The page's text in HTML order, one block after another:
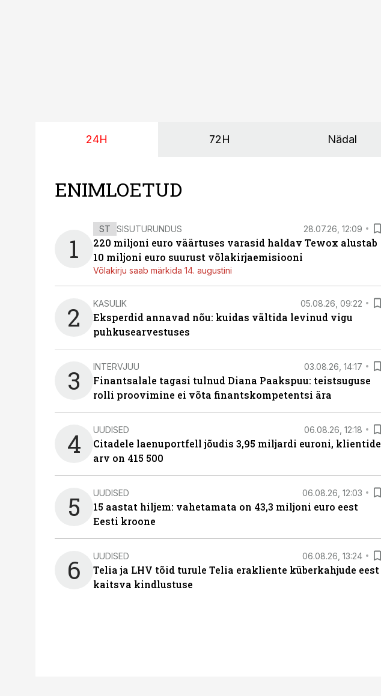
24H 72H Nädal
ENIMLOETUD
1
ST SISUTURUNDUS 28.07.26, 12:09
220 miljoni euro väärtuses varasid haldav Tewox alustab
10 miljoni euro suurust võlakirjaemisiooni
Võlakirju saab märkida 14. augustini
2 KASULIK 05.08.26, 09:22
Eksperdid annavad nõu: kuidas vältida levinud vigu
puhkusearvestuses
3 INTERVJUU 03.08.26, 14:17
Finantsalale tagasi tulnud Diana Paakspuu: teistsuguse
rolli proovimine ei võta finantskompetentsi ära
4 UUDISED 06.08.26, 12:18
Citadele laenuportfell jõudis 3,95 miljardi euroni, klientide
arv on 415 500
5 UUDISED 06.08.26, 12:03
15 aastat hiljem: vahetamata on 43,3 miljoni euro eest
Eesti kroone
6 UUDISED 06.08.26, 13:24
Telia ja LHV tõid turule Telia erakliente küberkahjude eest
kaitsva kindlustuse